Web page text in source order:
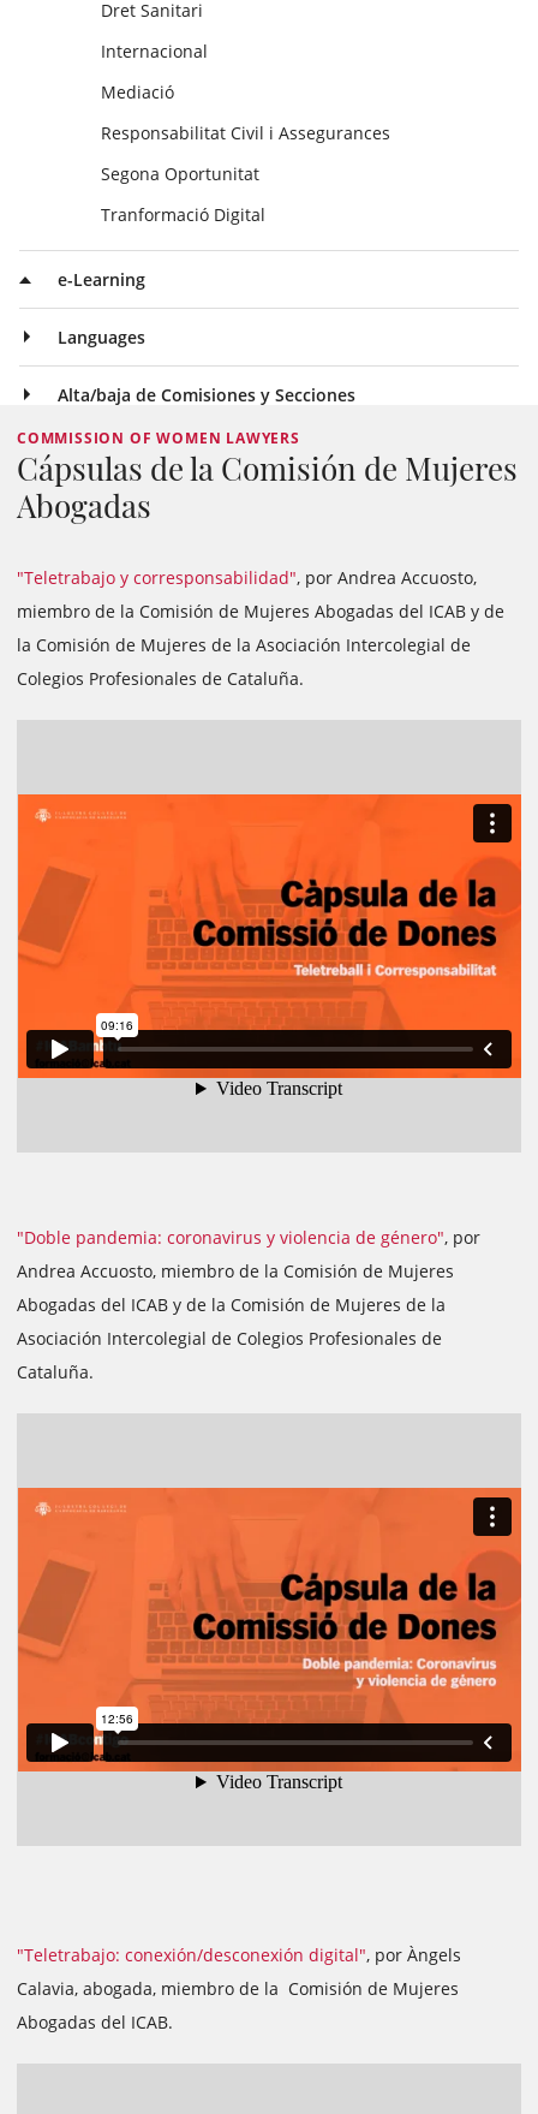
Dret Sanitari
Internacional
Mediació
Responsabilitat Civil i Assegurances
Segona Oportunitat
Tranformació Digital
e-Learning
Languages
Alta/baja de Comisiones y Secciones
COMMISSION OF WOMEN LAWYERS
Cápsulas de la Comisión de Mujeres
Abogadas
"Teletrabajo y corresponsabilidad", por Andrea Accuosto,
miembro de la Comisión de Mujeres Abogadas del ICAB y de
la Comisión de Mujeres de la Asociación Intercolegial de
Colegios Profesionales de Cataluña.
"Doble pandemia: coronavirus y violencia de género", por
Andrea Accuosto, miembro de la Comisión de Mujeres
Abogadas del ICAB y de la Comisión de Mujeres de la
Asociación Intercolegial de Colegios Profesionales de
Cataluña.
"Teletrabajo: conexión/desconexión digital", por Àngels
Calavia, abogada, miembro de la Comisión de Mujeres
Abogadas del ICAB.